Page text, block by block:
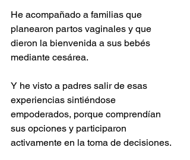
He acompañado a familias que
planearon partos vaginales y que
dieron la bienvenida a sus bebés
mediante cesárea.
Y he visto a padres salir de esas
experiencias sintiéndose
empoderados, porque comprendían
sus opciones y participaron
activamente en la toma de decisiones.